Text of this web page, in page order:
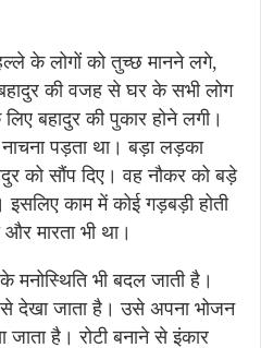
के लोगों को तुच्छ मानने लगे,
की वजह से घर के सभी लोग
बहादुर की पुकार होने लगी।
पड़ता था। बड़ा लड़का
को सौंप दिए। वह नौकर को बड़े
काम में कोई गड़बड़ी होती
और मारता भी था।
भी बदल जाती है।
से देखा जाता है। उसे अपना भोजन
है। रोटी बनाने से इंकार